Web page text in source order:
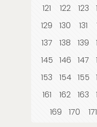
121
122 123
129
130 131
137
138 139
145
146 147
153
154 155
161
162 163
169
170 171